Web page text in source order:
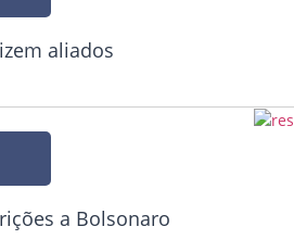
aliados
a Bolsonaro